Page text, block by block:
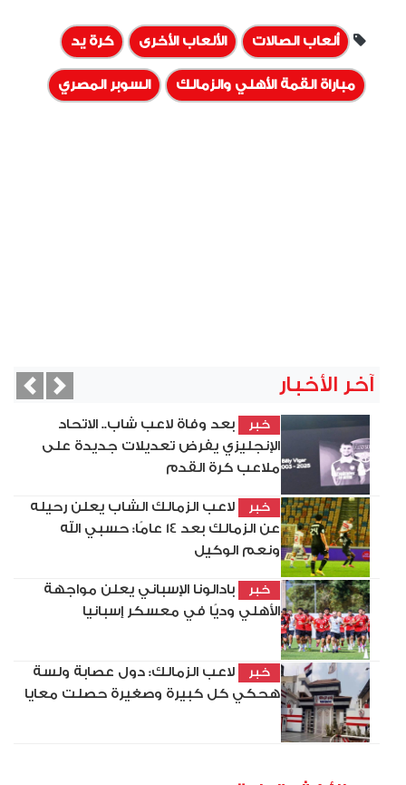
ألعاب الصالات الألعاب الأخرى كرة يد
مباراة القمة الأهلي والزمالك السوبر المصري
آخر الأخبار
خبر
بعد وفاة لاعب شاب.. الاتحاد
الإنجليزي يفرض تعديلات جديدة على
ملاعب كرة القدم
خبر
لاعب الزمالك الشاب يعلن رحيله
عن الزمالك بعد 14 عامًا: حسبي الله
ونعم الوكيل
خبر
بادالونا الإسباني يعلن مواجهة
الأهلي وديًا في معسكر إسبانيا
خبر
لاعب الزمالك: دول عصابة ولسة
هحكي كل كبيرة وصغيرة حصلت معايا
Next